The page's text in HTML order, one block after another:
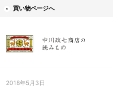
買い物ページへ
2018年5月3日